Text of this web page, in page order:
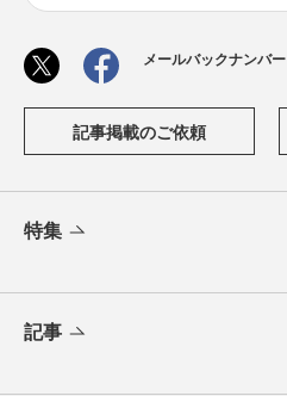
メールバックナンバー
記事掲載のご依頼
特集
記事